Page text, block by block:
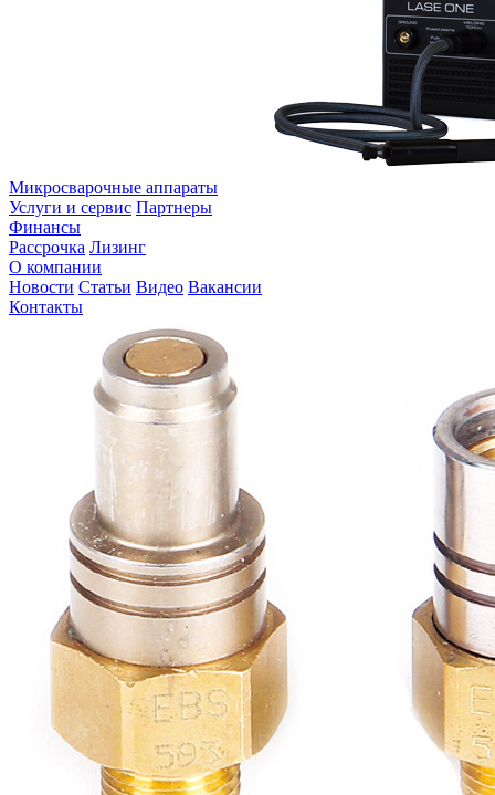
Микросварочные аппараты
Услуги и сервис Партнеры
Финансы
Рассрочка Лизинг
О компании
Новости Статьи Видео Вакансии
Контакты